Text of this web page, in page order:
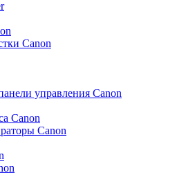
Canon
управления Canon
Canon
Canon